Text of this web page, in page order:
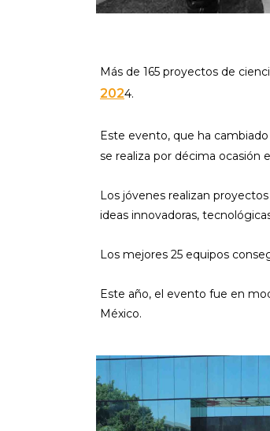
Más de 165 proyectos de
2024.
Este evento, que ha
se realiza por décima ocasión
Los jóvenes realizan
ideas innovadoras,
Los mejores 25 equipos
Este año, el evento fue en
México.